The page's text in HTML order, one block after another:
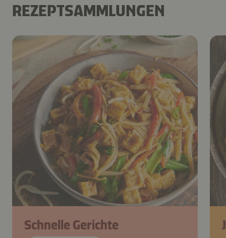
REZEPTSAMMLUNGEN
Schnelle Gerichte